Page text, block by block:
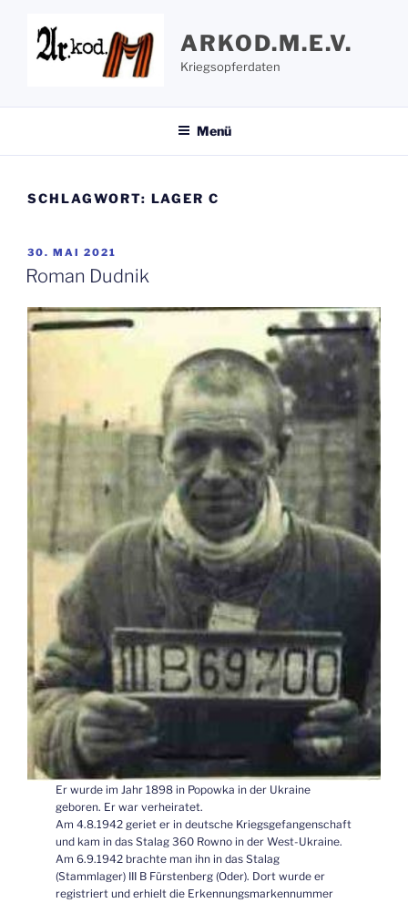
springen
ARKOD.M.E.V.
Kriegsopferdaten
Menü
SCHLAGWORT: LAGER C
VERÖFFENTLICHT
AM
30. MAI 2021
Roman Dudnik
Er wurde im Jahr 1898 in Popowka in der Ukraine
geboren. Er war verheiratet.
Am 4.8.1942 geriet er in deutsche Kriegsgefangenschaft
und kam in das Stalag 360 Rowno in der West-Ukraine.
Am 6.9.1942 brachte man ihn in das Stalag
(Stammlager) III B Fürstenberg (Oder). Dort wurde er
registriert und erhielt die Erkennungsmarkennummer